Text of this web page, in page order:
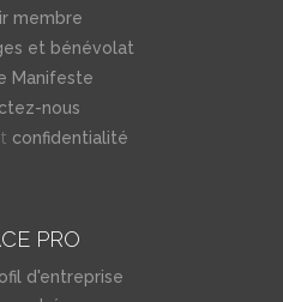
membre
et bénévolat
Manifeste
nous
confidentialité
PRO
d'entreprise